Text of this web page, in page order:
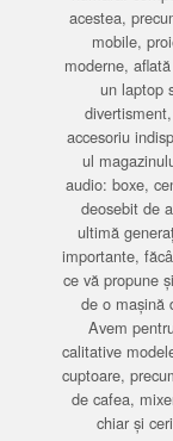
acestea,
mobile,
moderne,
un laptop
accesoriu
ul
audio: boxe,
deosebit de
ultimă
importante,
ce vă propune
de o mașină
Avem
calitative
cuptoare,
de cafea,
chiar și